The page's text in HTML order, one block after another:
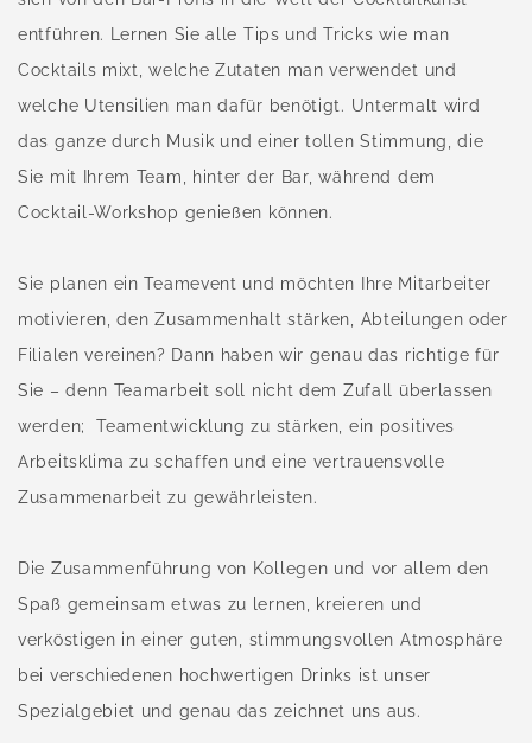
entführen. Lernen Sie alle Tips und Tricks wie man
Cocktails mixt, welche Zutaten man verwendet und
welche Utensilien man dafür benötigt. Untermalt wird
das ganze durch Musik und einer tollen Stimmung, die
Sie mit Ihrem Team, hinter der Bar, während dem
Cocktail-Workshop genießen können.
Sie planen ein Teamevent und möchten Ihre Mitarbeiter
motivieren, den Zusammenhalt stärken, Abteilungen oder
Filialen vereinen? Dann haben wir genau das richtige für
Sie – denn Teamarbeit soll nicht dem Zufall überlassen
werden; Teamentwicklung zu stärken, ein positives
Arbeitsklima zu schaffen und eine vertrauensvolle
Zusammenarbeit zu gewährleisten.
Die Zusammenführung von Kollegen und vor allem den
Spaß gemeinsam etwas zu lernen, kreieren und
verköstigen in einer guten, stimmungsvollen Atmosphäre
bei verschiedenen hochwertigen Drinks ist unser
Spezialgebiet und genau das zeichnet uns aus.